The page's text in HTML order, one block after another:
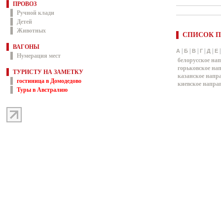
ПРОВОЗ
Ручной клади
Детей
Животных
ВАГОНЫ
Нумерация мест
ТУРИСТУ НА ЗАМЕТКУ
гостиница в Домодедово
Туры в Австралию
СПИСОК
А Б В Г Д Е
белорусское
горьковское
казанское
киевское